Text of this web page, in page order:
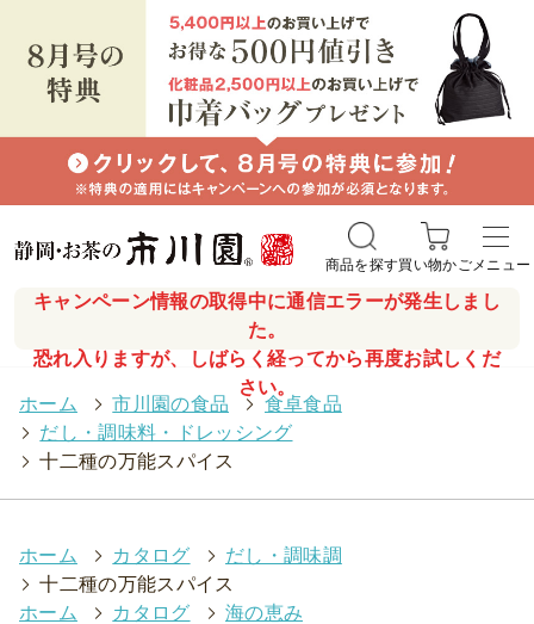
キャンペーン情報の取得中に通信エラーが発生しまし
た。
恐れ入りますが、しばらく経ってから再度お試しくだ
さい。
商品を探す買い物かごメニュー
ホーム > 市川園の食品 > 食卓食品
> だし・調味料・ドレッシング
> 十二種の万能スパイス
ホーム > カタログ > だし・調味調
> 十二種の万能スパイス
ホーム
> カタログ > 海の恵み